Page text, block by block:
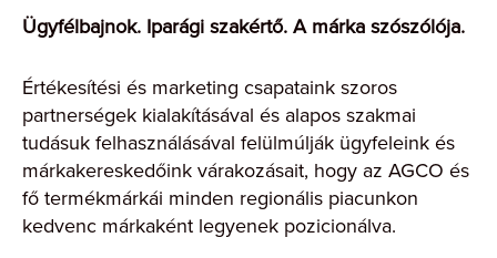
Ügyfélbajnok. Iparági szakértő. A márka szószólója.
Értékesítési és marketing csapataink szoros
partnerségek kialakításával és alapos szakmai
tudásuk felhasználásával felülmúlják ügyfeleink és
márkakereskedőink várakozásait, hogy az AGCO és
fő termékmárkái minden regionális piacunkon
kedvenc márkaként legyenek pozicionálva.